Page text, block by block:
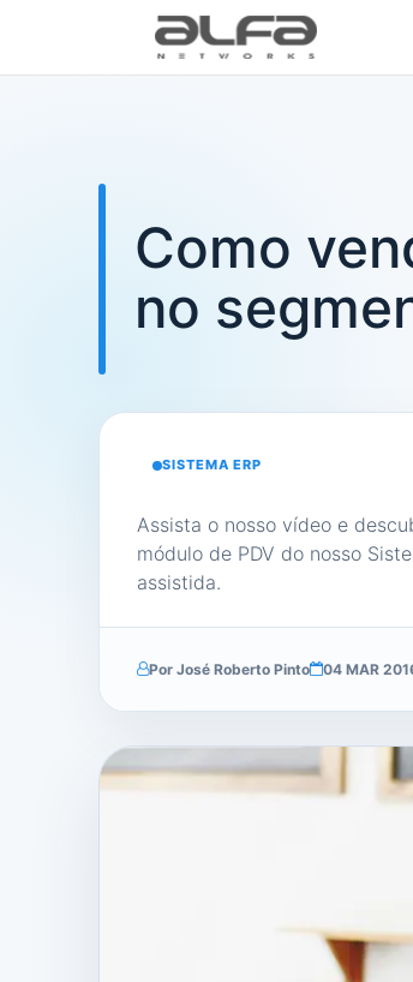
Como
no
SISTEMA ERP
Assista o nosso vídeo e
módulo de PDV do nosso
assistida.
Por José Roberto Pinto 04 MAR